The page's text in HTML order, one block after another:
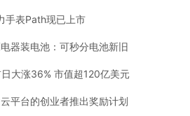
手表Path现已上市
器装电池：可秒分电池新旧
大涨36% 市值超120亿美元
平台的创业者推出奖励计划